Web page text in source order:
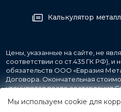
Калькулятор
Цены, указанные на сайте, не
соответствии со ст.435 ГК РФ), и
обязательств ООО «Евразия
Договора. Окончательная
уточняются после составления
фиксируются в Счете на оплату,
поставку товара.
Мы используем cookie для